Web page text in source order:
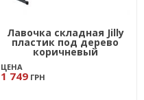
Лавочка складная Jilly
пластик под дерево
коричневый
ЦЕНА
1 749 ГРН